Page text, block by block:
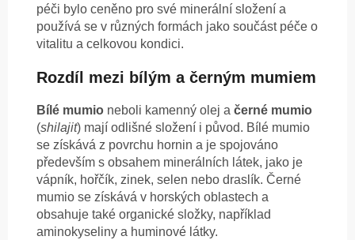
péči bylo ceněno pro své minerální složení a
používá se v různých formách jako součást péče o
vitalitu a celkovou kondici.
Rozdíl mezi bílým a černým mumiem
Bílé mumio neboli kamenný olej a černé mumio
(shilajit) mají odlišné složení i původ. Bílé mumio
se získává z povrchu hornin a je spojováno
především s obsahem minerálních látek, jako je
vápník, hořčík, zinek, selen nebo draslík. Černé
mumio se získává v horských oblastech a
obsahuje také organické složky, například
aminokyseliny a huminové látky.